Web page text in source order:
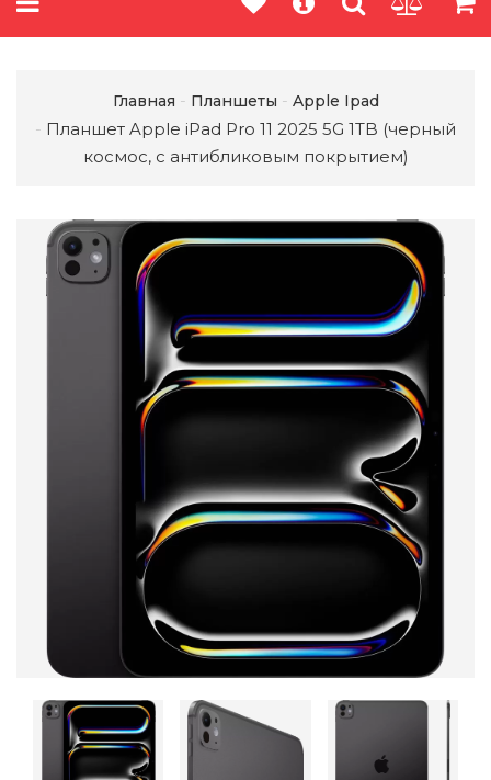
Главная Планшеты Apple Ipad
Планшет Apple iPad Pro 11 2025 5G 1TB (черный
космос, с антибликовым покрытием)